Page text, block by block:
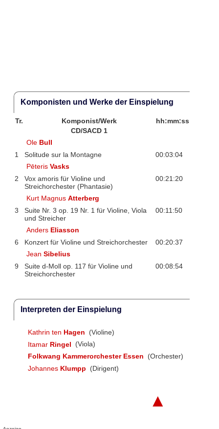
Komponisten und Werke der Einspielung
Tr. Komponist/Werk
hh:mm:ss
CD/SACD 1
Ole Bull
1
Solitude sur la Montagne
00:03:04
PēterisVasks
2
Vox amoris für Violine und
Streichorchester (Phantasie)
00:21:20
Kurt MagnusAtterberg
3
Suite Nr. 3 op. 19 Nr. 1 für Violine, Viola
und Streicher
00:11:50
Anders Eliasson
6
Konzert für Violine und Streichorchester
00:20:37
JeanSibelius
9
Suite d-Moll op. 117 für Violine und
Streichorchester
00:08:54
Interpreten der Einspielung
Kathrin ten Hagen
(Violine)
Itamar Ringel
(Viola)
Folkwang Kammerorchester Essen
(Orchester)
Johannes Klumpp (Dirigent)
▲